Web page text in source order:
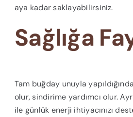
aya kadar saklayabilirsiniz.
Sağlığa
Tam buğday unuyla
olur, sindirime yardımcı olur.
ile günlük enerji ihtiyacınızı